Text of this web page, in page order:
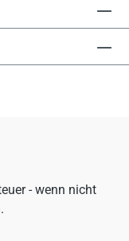
- wenn nicht